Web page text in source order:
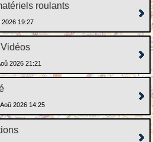
roulants
2026 19:27
2026 21:21
2026 14:25